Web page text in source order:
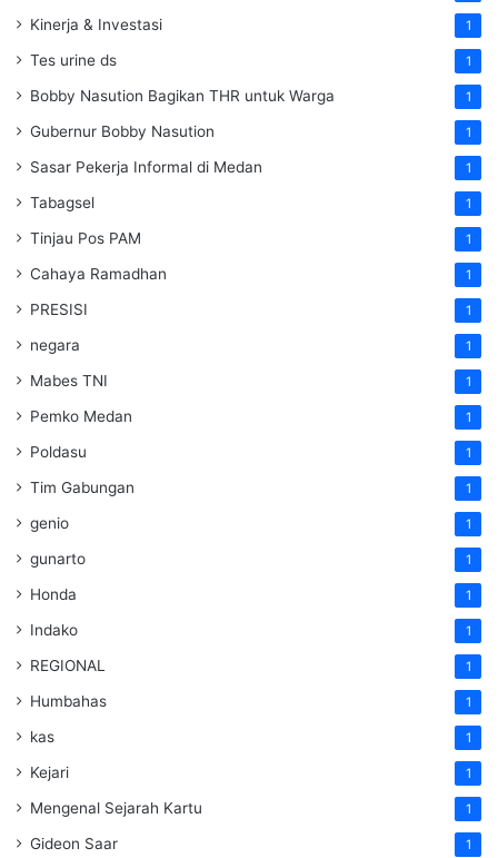
Kinerja & Investasi 1
Tes urine ds 1
Bobby Nasution Bagikan THR untuk Warga 1
Gubernur Bobby Nasution 1
Sasar Pekerja Informal di Medan 1
Tabagsel 1
Tinjau Pos PAM 1
Cahaya Ramadhan 1
PRESISI 1
negara 1
Mabes TNI 1
Pemko Medan 1
Poldasu 1
Tim Gabungan 1
genio 1
gunarto 1
Honda 1
Indako 1
REGIONAL 1
Humbahas 1
kas 1
Kejari 1
Mengenal Sejarah Kartu 1
Gideon Saar 1